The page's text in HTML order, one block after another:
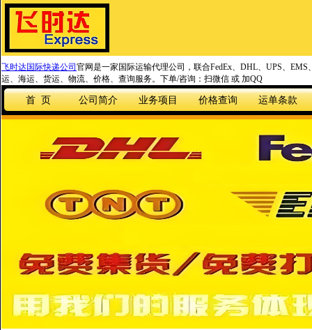
飞时达国际快递公司 官网是一家国际运输代理公司，联合FedEx、DHL、UPS、
运、海运、货运、物流、价格、查询服务。下单/咨询：扫微信 或 加QQ
首 页 公司简介 业务项目 价格查询 运单条款